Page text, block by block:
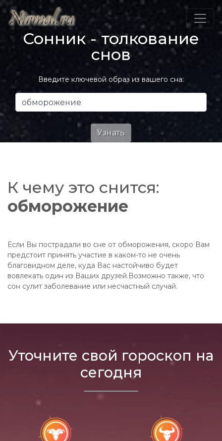
Сонник - толкование
снов
Введите ключевой образ из вашего сна:
К чему это снится:
обморожение
Если Вы пострадали во сне от обморожения, скоро Вам
предстоит принять участие в каком-то не очень
благовидном деле, куда Вас настойчиво будет
вовлекать один из Ваших друзей.Возможно также, что
сон сулит заболевание или несчастный случай.
Уточните свой гороскоп на
сегодня